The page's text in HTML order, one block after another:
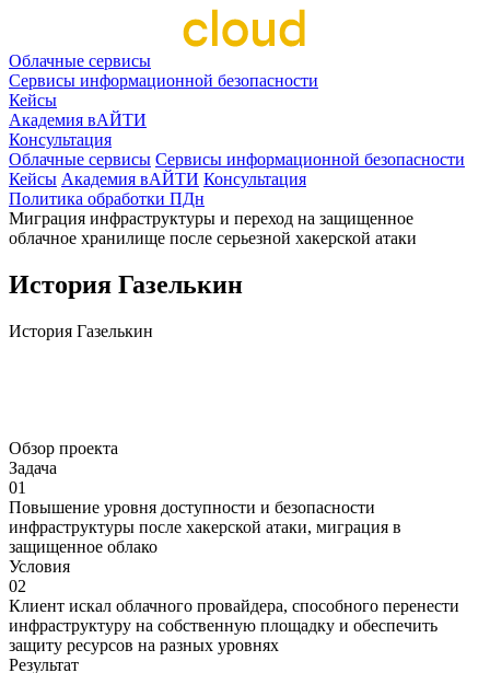
Облачные сервисы
Сервисы информационной безопасности
Кейсы
Академия вАЙТИ
Консультация
Облачные сервисы Сервисы информационной безопасности
Кейсы Академия вАЙТИ Консультация
Политика обработки ПДн
Миграция инфраструктуры и переход на защищенное
облачное хранилище после серьезной хакерской атаки
История Газелькин
История Газелькин
Обзор проекта
Задача
01
Повышение уровня доступности и безопасности
инфраструктуры после хакерской атаки, миграция в
защищенное облако
Условия
02
Клиент искал облачного провайдера, способного перенести
инфраструктуру на собственную площадку и обеспечить
защиту ресурсов на разных уровнях
Результат